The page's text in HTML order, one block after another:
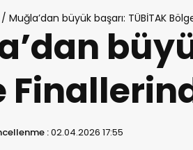
/ Muğla’dan büyük başarı: TÜBİTAK
:02.04.2026 17:55